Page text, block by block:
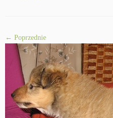
← Poprzednie